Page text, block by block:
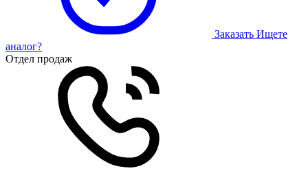
Заказать Ищете
аналог?
Отдел продаж